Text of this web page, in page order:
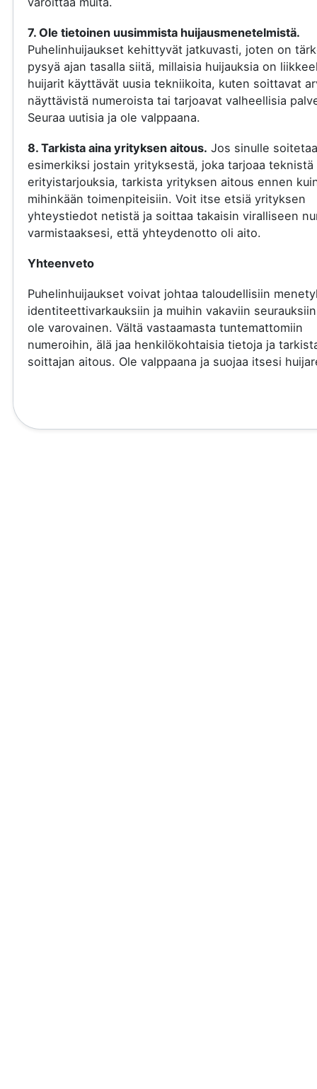
7. Ole tietoinen uusimmista huijausmenetelmistä.
Puhelinhuijaukset kehittyvät jatkuvasti, joten on
pysyä ajan tasalla siitä, millaisia huijauksia on
huijarit käyttävät uusia tekniikoita, kuten soittavat
näyttävistä numeroista tai tarjoavat valheellisia
Seuraa uutisia ja ole valppaana.
8. Tarkista aina yrityksen aitous. Jos sinulle
esimerkiksi jostain yrityksestä, joka tarjoaa teknistä
erityistarjouksia, tarkista yrityksen aitous ennen
mihinkään toimenpiteisiin. Voit itse etsiä yrityksen
yhteystiedot netistä ja soittaa takaisin viralliseen
varmistaaksesi, että yhteydenotto oli aito.
Yhteenveto
Puhelinhuijaukset voivat johtaa taloudellisiin
identiteettivarkauksiin ja muihin vakaviin
ole varovainen. Vältä vastaamasta tuntemattomiin
numeroihin, älä jaa henkilökohtaisia tietoja ja
soittajan aitous. Ole valppaana ja suojaa itsesi